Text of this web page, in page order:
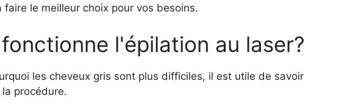
faire le meilleur choix pour vos besoins.
l'épilation au laser?
les cheveux gris sont plus difficiles, il est utile de savoir
procédure.